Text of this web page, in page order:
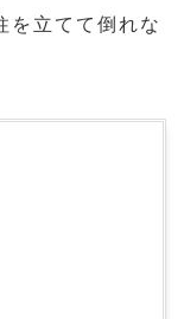
を立てて倒れな